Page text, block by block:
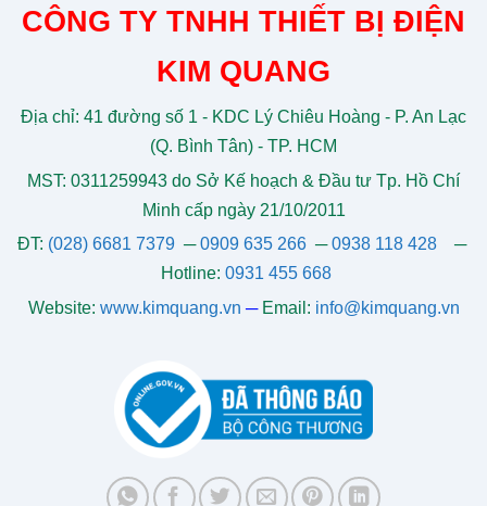
CÔNG TY TNHH THIẾT BỊ ĐIỆN
KIM QUANG
Địa chỉ: 41 đường số 1 - KDC Lý Chiêu Hoàng - P. An Lạc
(Q. Bình Tân) - TP. HCM
MST: 0311259943 do Sở Kế hoạch & Đầu tư Tp. Hồ Chí
Minh cấp ngày 21/10/2011
ĐT: (028) 6681 7379 ─0909 635 266─0938 118 428─
Hotline: 0931 455 668
Website: www.kimquang.vn ─ Email: info@kimquang.vn